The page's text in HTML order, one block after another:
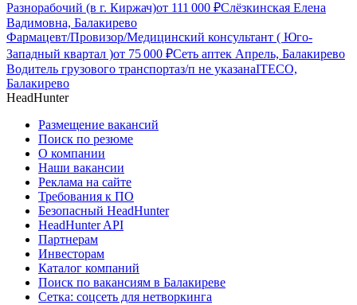
Разнорабочий (в г. Киржач)от 111 000 ₽Слёзкинская Елена
Вадимовна, Балакирево
Фармацевт/Провизор/Медицинский консультант ( Юго-
Западный квартал )от 75 000 ₽Сеть аптек Апрель, Балакирево
Водитель грузового транспортаз/п не указанаITECO,
Балакирево
HeadHunter
Размещение вакансий
Поиск по резюме
О компании
Наши вакансии
Реклама на сайте
Требования к ПО
Безопасный HeadHunter
HeadHunter API
Партнерам
Инвесторам
Каталог компаний
Поиск по вакансиям в Балакиреве
Сетка: соцсеть для нетворкинга